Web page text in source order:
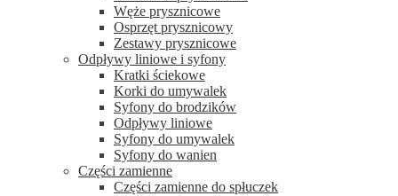
Węże prysznicowe
Osprzęt prysznicowy
Zestawy prysznicowe
Odpływy liniowe i syfony
Kratki ściekowe
Korki do umywalek
Syfony do brodzików
Odpływy liniowe
Syfony do umywalek
Syfony do wanien
Części zamienne
Części zamienne do spłuczek